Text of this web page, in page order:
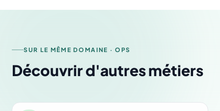
SUR LE MÊME DOMAINE · OPS
Découvrir d'autres métiers